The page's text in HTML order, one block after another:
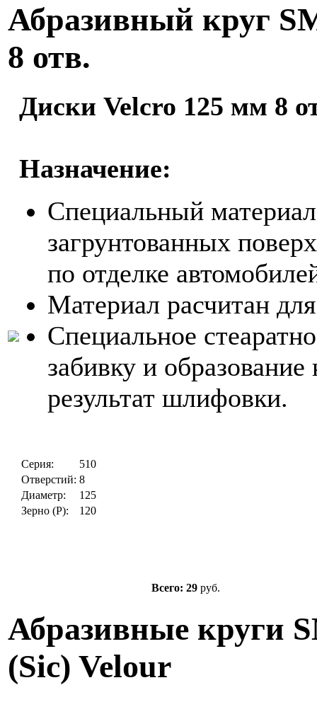
Абразивный круг
8 отв.
Диски Velcro 125 мм 8
Назначение:
Специальный
загрунтованных
по отделке
Материал расчитан
Специальное
забивку и
результат шлифовки.
Серия:
510
Отверстий: 8
Диаметр:
125
Зерно (P):
120
Всего: 29 руб.
Абразивные круги
(Sic) Velour